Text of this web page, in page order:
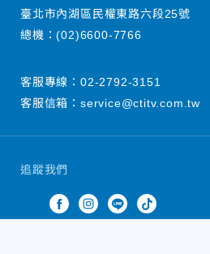
追蹤我們
臺北市內湖區民權東路六段25號
總機：(02)6600-7766
客服專線： 02-2792-3151
客服信箱： service@ctitv.com.tw